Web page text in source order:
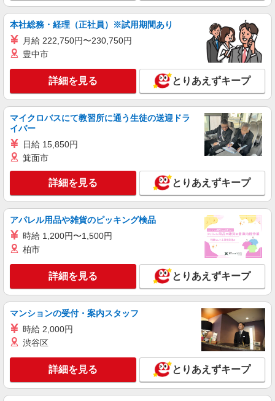
本社総務・経理（正社員）※試用期間あり
月給 222,750円〜230,750円
豊中市
詳細を見る とりあえずキープ
マイクロバスにて教習所に通う生徒の送迎ドラ
イバー
日給 15,850円
箕面市
詳細を見る とりあえずキープ
アパレル用品や雑貨のピッキング検品
時給 1,200円〜1,500円
柏市
詳細を見る とりあえずキープ
マンションの受付・案内スタッフ
時給 2,000円
渋谷区
詳細を見る とりあえずキープ